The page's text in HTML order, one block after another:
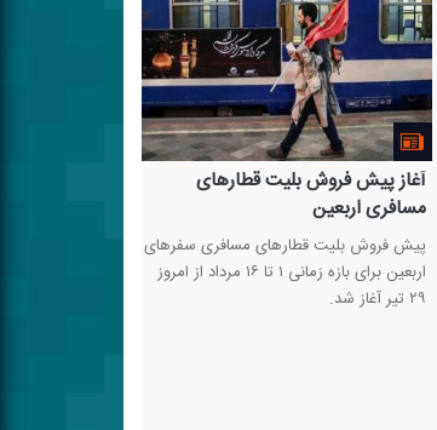
داروهای ممنوعه در ایام اربعین
داروهای ممنوعه در ایام اربعین برای بیماران
خاص نیاز به مجوز دارد